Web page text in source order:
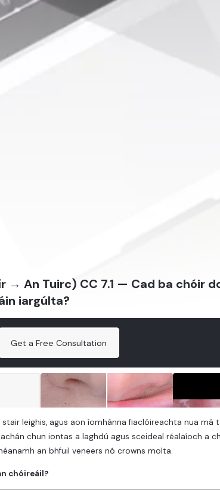
→ An Tuirc) CC 7.1 — Cad ba chóir
iargúlta?
leighis, agus aon íomhánna fiaclóireachta nua má
chun iontas a laghdú agus sceideal réalaíoch a
an bhfuil veneers nó crowns molta.
chóireáil?